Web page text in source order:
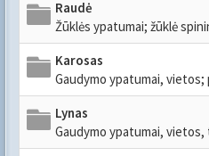
Raudė
Žūklės ypatumai; žūklė
Karosas
Gaudymo ypatumai, vietos;
Lynas
Gaudymo ypatumai, vietos,